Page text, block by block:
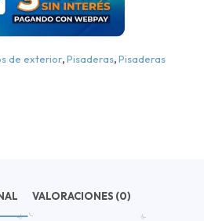
de exterior,Pisaderas,Pisaderas
VALORACIONES (0)